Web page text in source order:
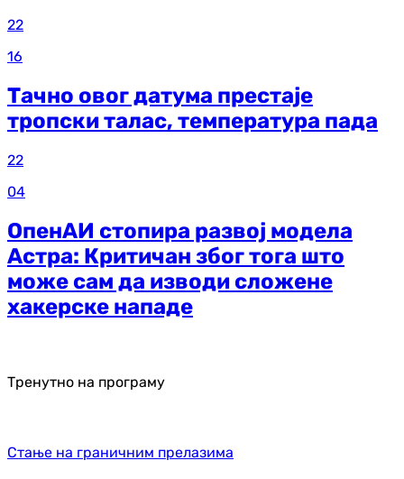
22
16
Тачно овог датума престаје
тропски талас, температура пада
22
04
ОпенАИ стопира развој модела
Астра: Критичан због тога што
може сам да изводи сложене
хакерске нападе
Тренутно на програму
Стање на граничним прелазима